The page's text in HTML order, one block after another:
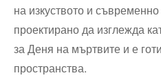
на изкуството и
проектирано да изглежда
за Деня на мъртвите и е
пространства.